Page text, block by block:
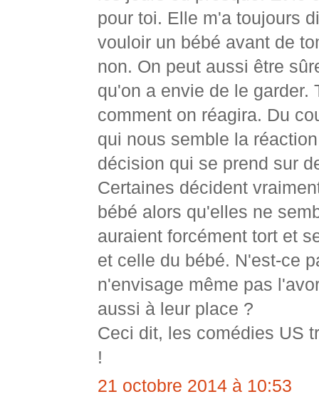
pour toi. Elle m'a toujours
vouloir un bébé avant de
non. On peut aussi être
qu'on a envie de le garder.
comment on réagira. Du
qui nous semble la
décision qui se prend sur
Certaines décident
bébé alors qu'elles ne
auraient forcément tort et
et celle du bébé. N'est-ce
n'envisage même pas
aussi à leur place ?
Ceci dit, les comédies US
!
21 octobre 2014 à 10:53